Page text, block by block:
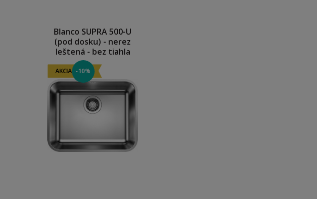
Blanco SUPRA 500-U
(pod dosku) - nerez
leštená - bez tiahla
AKCIA -10%